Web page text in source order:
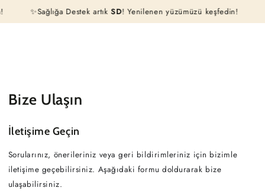
İÇERIĞE ATLA
✨Sağlığa Destek artıkSD! Yenilenen yüzümüzü keşfedin!
Bize Ulaşın
İletişime Geçin
Sorularınız, önerileriniz veya geri bildirimleriniz için bizimle
iletişime geçebilirsiniz. Aşağıdaki formu doldurarak bize
ulaşabilirsiniz.